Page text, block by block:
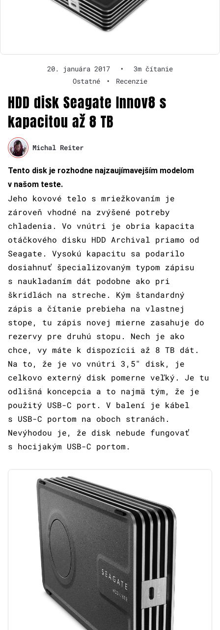
20. januára 2017 •
3m čítanie
Ostatné
• Recenzie
HDD disk Seagate Innov8 s
kapacitou až 8 TB
Michal Reiter
Tento disk je rozhodne najzaujímavejším modelom
v našom teste.
Jeho kovové telo s mriežkovaním je
zároveň vhodné na zvýšené potreby
chladenia. Vo vnútri je obria kapacita
otáčkového disku HDD Archival priamo od
Seagate. Vysokú kapacitu sa podarilo
dosiahnuť špecializovaným typom zápisu
s naukladaním dát podobne ako pri
škridlách na streche. Kým štandardný
zápis a čítanie prebieha na vlastnej
stope, tu zápis novej mierne zasahuje do
rezervy pre druhú stopu. Nech je ako
chce, vy máte k dispozícii až 8 TB dát.
Na to, že je vo vnútri 3,5″ disk, je
celkovo externý disk pomerne veľký. Je tu
odlišná koncepcia a to najmä tým, že je
použitý USB-C port. V balení je kábel
s USB-C portom na oboch stranách.
Nevýhodou je, že disk nebude fungovať
s hocijakým USB-C portom.